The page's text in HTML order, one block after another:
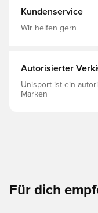
sind dein Partner für
Futter Und
Kundenservice
Wir helfen gern
Autorisierter
Unisport ist ein
Marken
Für dich